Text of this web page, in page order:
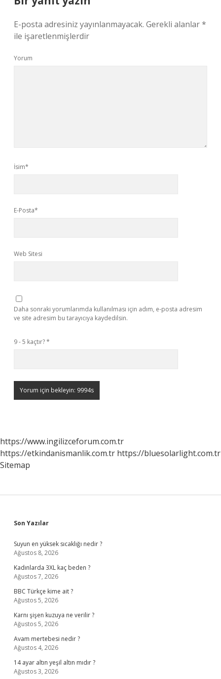
E-posta adresiniz yayınlanmayacak. Gerekli alanlar*
ile işaretlenmişlerdir
Yorum
İsim*
E-Posta*
Web Sitesi
Daha sonraki yorumlarımda kullanılması için adım, e-posta adresim
ve site adresim bu tarayıcıya kaydedilsin.
9 - 5 kaçtır?*
https://www.ingilizceforum.com.tr
https://etkindanismanlik.com.tr https://bluesolarlight.com.tr
Sitemap
Sidebar
Son Yazılar
Suyun en yüksek sıcaklığı nedir ?
Ağustos 8, 2026
Kadınlarda 3XL kaç beden ?
Ağustos 7, 2026
BBC Türkçe kime ait ?
Ağustos 5, 2026
Karnı şişen kuzuya ne verilir ?
Ağustos 5, 2026
Avam mertebesi nedir ?
Ağustos 4, 2026
14 ayar altın yeşil altın mıdır ?
Ağustos 3, 2026